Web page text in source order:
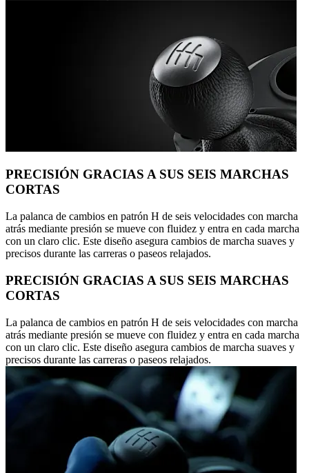
PRECISIÓN GRACIAS A SUS SEIS MARCHAS
CORTAS
La palanca de cambios en patrón H de seis velocidades con marcha
atrás mediante presión se mueve con fluidez y entra en cada marcha
con un claro clic. Este diseño asegura cambios de marcha suaves y
precisos durante las carreras o paseos relajados.
PRECISIÓN GRACIAS A SUS SEIS MARCHAS
CORTAS
La palanca de cambios en patrón H de seis velocidades con marcha
atrás mediante presión se mueve con fluidez y entra en cada marcha
con un claro clic. Este diseño asegura cambios de marcha suaves y
precisos durante las carreras o paseos relajados.